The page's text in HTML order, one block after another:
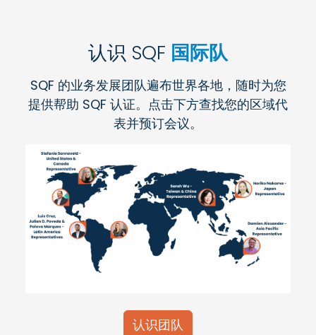
认识 SQF 国际队
SQF 的业务发展团队遍布世界各地，随时为您
提供帮助 SQF 认证。点击下方查找您的区域代
表并预订会议。
认识团队